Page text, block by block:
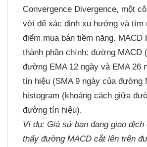
Convergence Divergence, một
vời để xác định xu hướng và tìm
điểm mua bán tiềm năng. MACD
thành phần chính: đường MACD
đường EMA 12 ngày và EMA 26
tín hiệu (SMA 9 ngày của đường
histogram (khoảng cách giữa
đường tín hiệu).
Ví dụ: Giả sử bạn đang giao dịch
thấy đường MACD cắt lên trên